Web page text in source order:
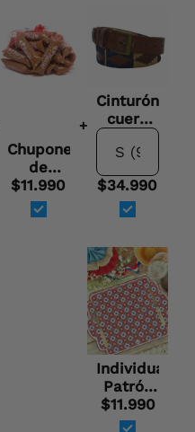
Chupones
de
Manjar
- Malla
(25
$11.990
+
Cinturón
cuero
bordado
Pampa
Raiquen
$34.990
Individual
Patrón
Tricolor
$11.990